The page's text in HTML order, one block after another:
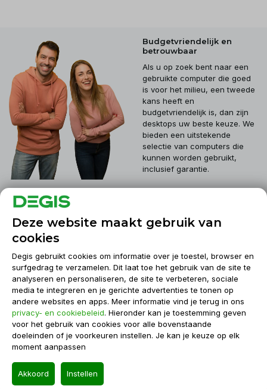
Budgetvriendelijk en
betrouwbaar
Als u op zoek bent naar een
gebruikte computer die goed
is voor het milieu, een tweede
kans heeft en
budgetvriendelijk is, dan zijn
desktops uw beste keuze. We
bieden een uitstekende
selectie van computers die
kunnen worden gebruikt,
inclusief garantie.
Klantenservice
Informatie
Contact
Deze website maakt gebruik van
cookies
Degis gebruikt cookies om informatie over je toestel, browser en
surfgedrag te verzamelen. Dit laat toe het gebruik van de site te
analyseren en personaliseren, de site te verbeteren, sociale
media te integreren en je gerichte advertenties te tonen op
andere websites en apps. Meer informatie vind je terug in ons
privacy- en cookiebeleid. Hieronder kan je toestemming geven
voor het gebruik van cookies voor alle bovenstaande
doeleinden of je voorkeuren instellen. Je kan je keuze op elk
moment aanpassen
Akkoord Instellen